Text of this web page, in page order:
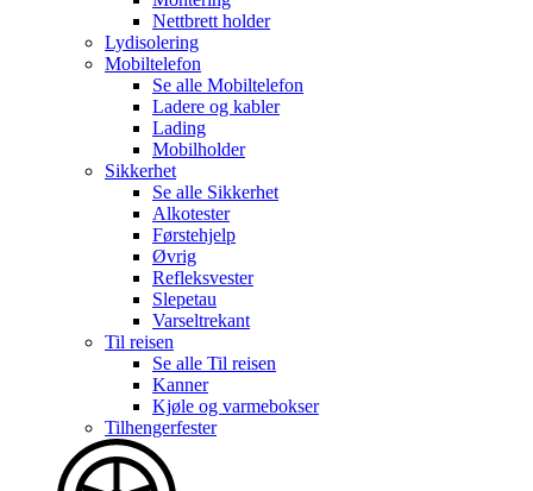
Nettbrett holder
Lydisolering
Mobiltelefon
Se alle Mobiltelefon
Ladere og kabler
Lading
Mobilholder
Sikkerhet
Se alle Sikkerhet
Alkotester
Førstehjelp
Øvrig
Refleksvester
Slepetau
Varseltrekant
Til reisen
Se alle Til reisen
Kanner
Kjøle og varmebokser
Tilhengerfester